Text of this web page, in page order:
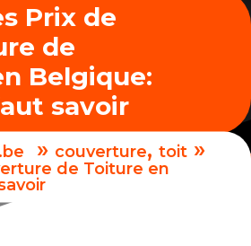
Prix de
de
Belgique:
savoir
» couverture, toit »
de Toiture en